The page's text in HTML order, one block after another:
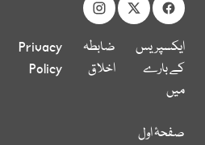
ایکسپریس
کے بارے
میں
ضابطہ
اخلاق
Privacy
Policy
صفحۂ اول